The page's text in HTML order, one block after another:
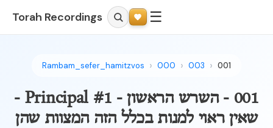
Torah Recordings ☰
Rambam_sefer_hamitzvos 000 003 001
001 - השרש הראשון - Principal #1 -
שאין ראוי למנות בכלל הזה המצוות שהן